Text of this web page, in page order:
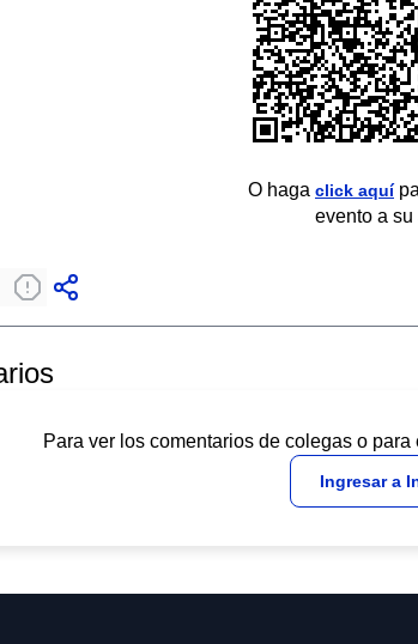
O haga click aquí
evento a su
Para ver los comentarios de colegas o
Ingresar a